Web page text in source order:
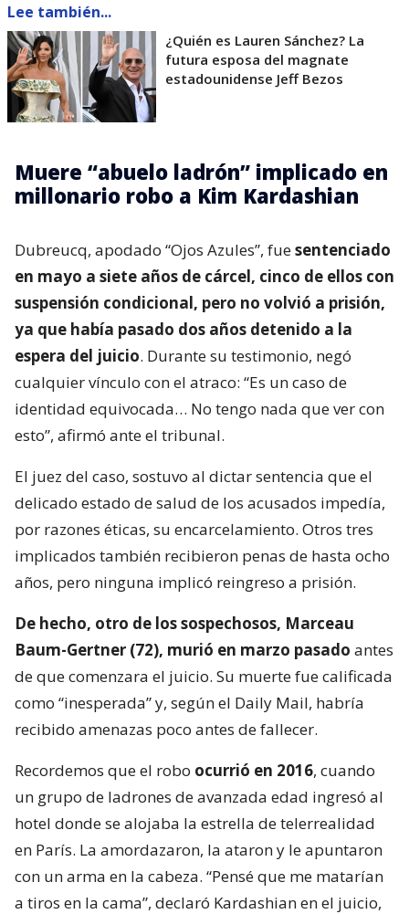
Lee también...
¿Quién es Lauren Sánchez? La
futura esposa del magnate
estadounidense Jeff Bezos
Muere “abuelo ladrón” implicado en
millonario robo a Kim Kardashian
Dubreucq, apodado “Ojos Azules”, fuesentenciado
en mayo a siete años de cárcel, cinco de ellos con
suspensión condicional, pero no volvió a prisión,
ya que había pasado dos años detenido a la
espera del juicio. Durante su testimonio, negó
cualquier vínculo con el atraco: “Es un caso de
identidad equivocada… No tengo nada que ver con
esto”, afirmó ante el tribunal.
El juez del caso, sostuvo al dictar sentencia que el
delicado estado de salud de los acusados impedía,
por razones éticas, su encarcelamiento. Otros tres
implicados también recibieron penas de hasta ocho
años, pero ninguna implicó reingreso a prisión.
De hecho, otro de los sospechosos, Marceau
Baum-Gertner (72), murió en marzo pasado antes
de que comenzara el juicio. Su muerte fue calificada
como “inesperada” y, según el Daily Mail, habría
recibido amenazas poco antes de fallecer.
Recordemos que el robo ocurrió en 2016, cuando
un grupo de ladrones de avanzada edad ingresó al
hotel donde se alojaba la estrella de telerrealidad
en París. La amordazaron, la ataron y le apuntaron
con un arma en la cabeza. “Pensé que me matarían
a tiros en la cama”, declaró Kardashian en el juicio,